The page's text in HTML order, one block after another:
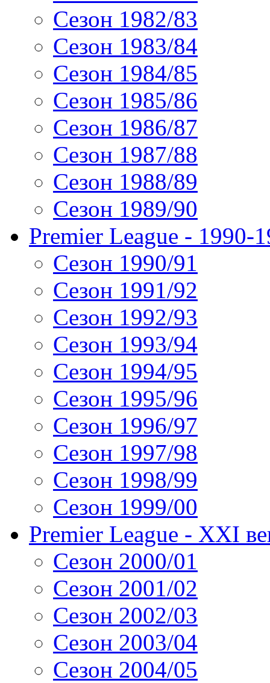
Сезон 1982/83
Сезон 1983/84
Сезон 1984/85
Сезон 1985/86
Сезон 1986/87
Сезон 1987/88
Сезон 1988/89
Сезон 1989/90
Premier League - 1990-
Сезон 1990/91
Сезон 1991/92
Сезон 1992/93
Сезон 1993/94
Сезон 1994/95
Сезон 1995/96
Сезон 1996/97
Сезон 1997/98
Сезон 1998/99
Сезон 1999/00
Premier League - XXI
Сезон 2000/01
Сезон 2001/02
Сезон 2002/03
Сезон 2003/04
Сезон 2004/05